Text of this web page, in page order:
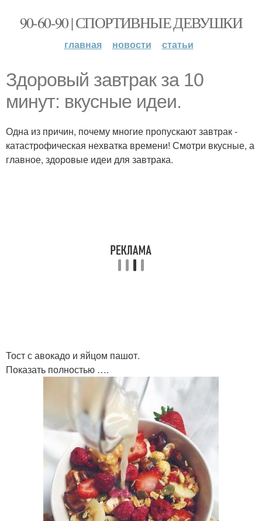
90-60-90 | СПОРТИВНЫЕ ДЕВУШКИ
главная новости статьи
Здоровый завтрак за 10
минут: вкусные идеи.
Одна из причин, почему многие пропускают завтрак -
катастрофическая нехватка времени! Смотри вкусные, а
главное, здоровые идеи для завтрака.
Тост с авокадо и яйцом пашот.
Показать полностью ….